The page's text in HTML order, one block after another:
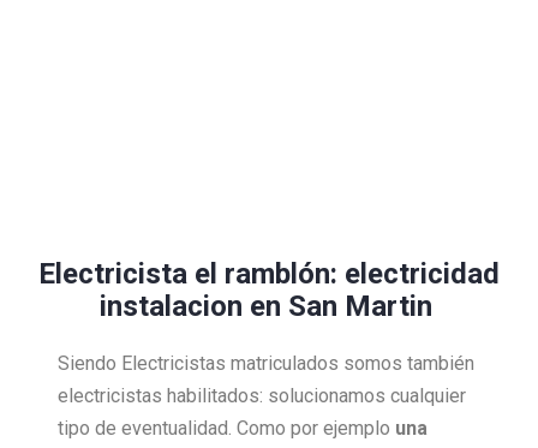
Electricista el ramblón: electricidad
instalacion en San Martin
Siendo Electricistas matriculados somos también
electricistas habilitados: solucionamos cualquier
tipo de eventualidad. Como por ejemplo una